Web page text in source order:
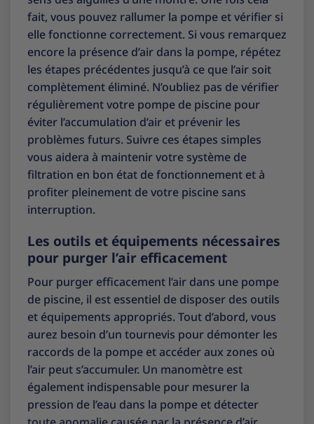
fait, vous pouvez rallumer la pompe et vérifier si
elle fonctionne correctement. Si vous remarquez
encore la présence d’air dans la pompe, répétez
les étapes précédentes jusqu’à ce que l’air soit
complètement éliminé. N’oubliez pas de vérifier
régulièrement votre pompe de piscine pour
éviter l’accumulation d’air et prévenir les
problèmes futurs. Suivre ces étapes simples
vous aidera à maintenir votre système de
filtration en bon état de fonctionnement et à
profiter pleinement de votre piscine sans
interruption.
Les outils et équipements nécessaires
pour purger l’air efficacement
Pour purger efficacement l’air dans une pompe
de piscine, il est essentiel de disposer des outils
et équipements appropriés. Tout d’abord, vous
aurez besoin d’un tournevis pour démonter les
raccords de la pompe et accéder aux zones où
l’air peut s’accumuler. Un manomètre est
également indispensable pour mesurer la
pression de l’eau dans la pompe et détecter